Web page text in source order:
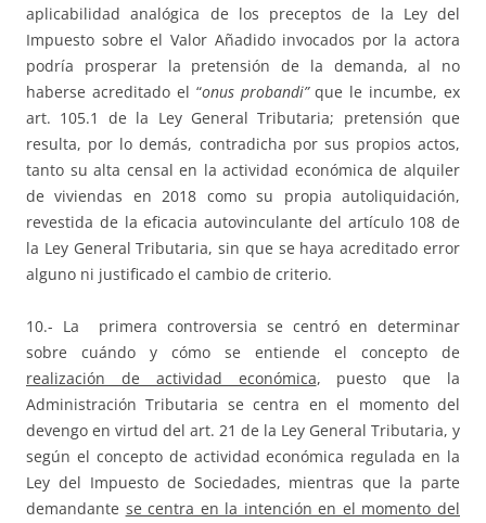
aplicabilidad analógica de los preceptos de la Ley del
Impuesto sobre el Valor Añadido invocados por la actora
podría prosperar la pretensión de la demanda, al no
haberse acreditado el “onus probandi”que le incumbe, ex
art. 105.1 de la Ley General Tributaria; pretensión que
resulta, por lo demás, contradicha por sus propios actos,
tanto su alta censal en la actividad económica de alquiler
de viviendas en 2018 como su propia autoliquidación,
revestida de la eficacia autovinculante del artículo 108 de
la Ley General Tributaria, sin que se haya acreditado error
alguno ni justificado el cambio de criterio.
10.- La primera controversia se centró en determinar
sobre cuándo y cómo se entiende el concepto de
realización de actividad económica, puesto que la
Administración Tributaria se centra en el momento del
devengo en virtud del art. 21 de la Ley General Tributaria, y
según el concepto de actividad económica regulada en la
Ley del Impuesto de Sociedades, mientras que la parte
demandante se centra en la intención en el momento del